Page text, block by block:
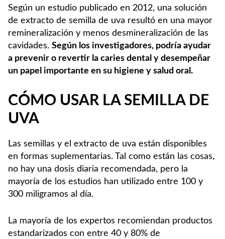
Según un estudio publicado en 2012, una solución
de extracto de semilla de uva resultó en una mayor
remineralización y menos desmineralización de las
cavidades. Según los investigadores, podría ayudar
a prevenir o revertir la caries dental y desempeñar
un papel importante en su higiene y salud oral.
CÓMO USAR LA SEMILLA DE
UVA
Las semillas y el extracto de uva están disponibles
en formas suplementarias. Tal como están las cosas,
no hay una dosis diaria recomendada, pero la
mayoría de los estudios han utilizado entre 100 y
300 miligramos al día.
La mayoría de los expertos recomiendan productos
estandarizados con entre 40 y 80% de